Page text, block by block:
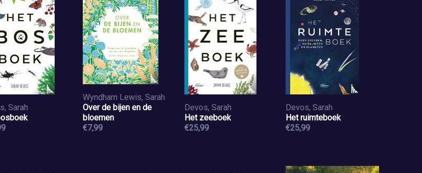
Sarah
Wyndham Lewis, Sarah
Over de bijen en de
bloemen
€7,99
Devos, Sarah
Het zeeboek
€25,99
Devos, Sarah
Het ruimteboek
€25,99